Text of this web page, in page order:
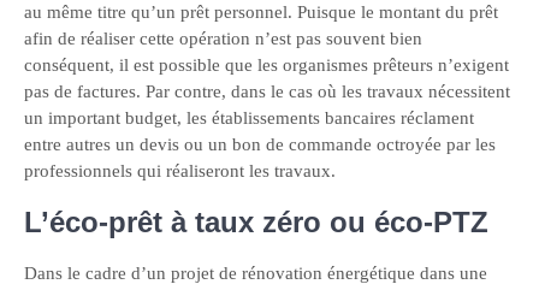
au même titre qu’un prêt personnel. Puisque le montant du prêt
afin de réaliser cette opération n’est pas souvent bien
conséquent, il est possible que les organismes prêteurs n’exigent
pas de factures. Par contre, dans le cas où les travaux nécessitent
un important budget, les établissements bancaires réclament
entre autres un devis ou un bon de commande octroyée par les
professionnels qui réaliseront les travaux.
L’éco-prêt à taux zéro ou éco-PTZ
Dans le cadre d’un projet de rénovation énergétique dans une